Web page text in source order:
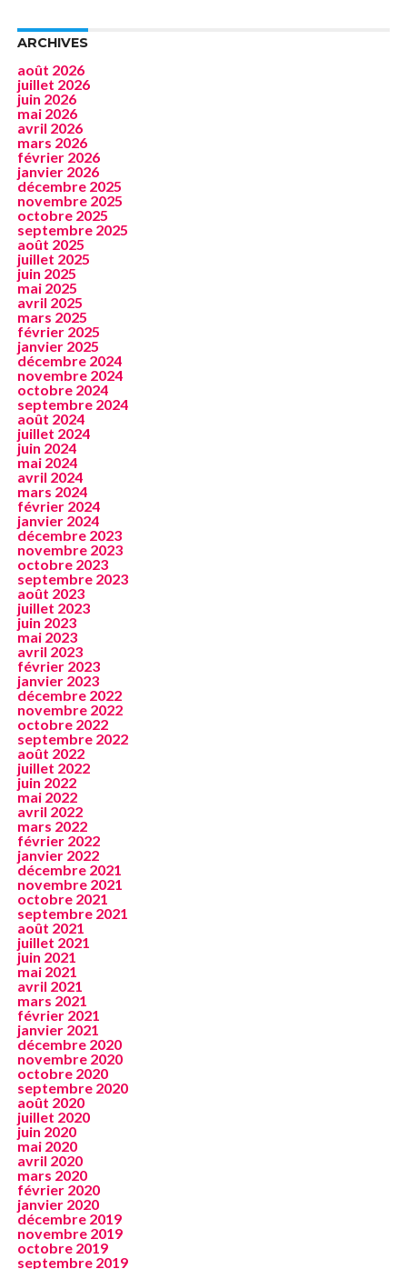
ARCHIVES
août 2026
juillet 2026
juin 2026
mai 2026
avril 2026
mars 2026
février 2026
janvier 2026
décembre 2025
novembre 2025
octobre 2025
septembre 2025
août 2025
juillet 2025
juin 2025
mai 2025
avril 2025
mars 2025
février 2025
janvier 2025
décembre 2024
novembre 2024
octobre 2024
septembre 2024
août 2024
juillet 2024
juin 2024
mai 2024
avril 2024
mars 2024
février 2024
janvier 2024
décembre 2023
novembre 2023
octobre 2023
septembre 2023
août 2023
juillet 2023
juin 2023
mai 2023
avril 2023
février 2023
janvier 2023
décembre 2022
novembre 2022
octobre 2022
septembre 2022
août 2022
juillet 2022
juin 2022
mai 2022
avril 2022
mars 2022
février 2022
janvier 2022
décembre 2021
novembre 2021
octobre 2021
septembre 2021
août 2021
juillet 2021
juin 2021
mai 2021
avril 2021
mars 2021
février 2021
janvier 2021
décembre 2020
novembre 2020
octobre 2020
septembre 2020
août 2020
juillet 2020
juin 2020
mai 2020
avril 2020
mars 2020
février 2020
janvier 2020
décembre 2019
novembre 2019
octobre 2019
septembre 2019